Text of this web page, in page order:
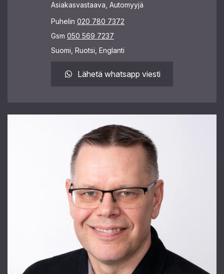
Asiakasvastaava, Automyyjä
Puhelin 020 780 7372
Gsm 050 569 7237
Suomi, Ruotsi, Englanti
Lähetä whatsapp viesti